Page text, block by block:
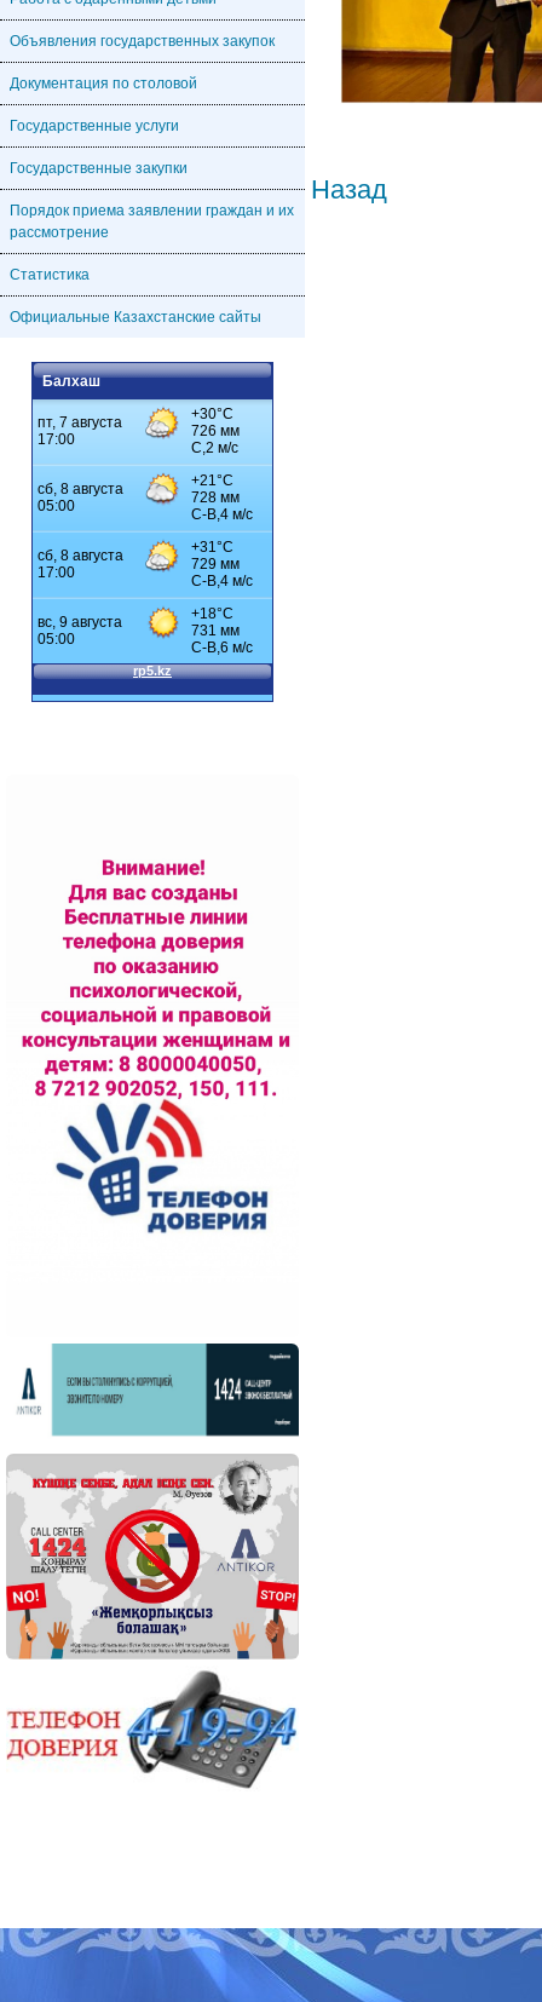
Объявления государственных закупок
Документация по столовой
Государственные услуги
Государственные закупки
Порядок приема заявлении граждан и их
рассмотрение
Статистика
Официальные Казахстанские сайты
Балхаш
Назад